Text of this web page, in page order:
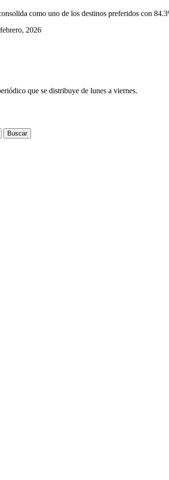
como uno de los destinos preferidos con
2026
que se distribuye de lunes a viernes.